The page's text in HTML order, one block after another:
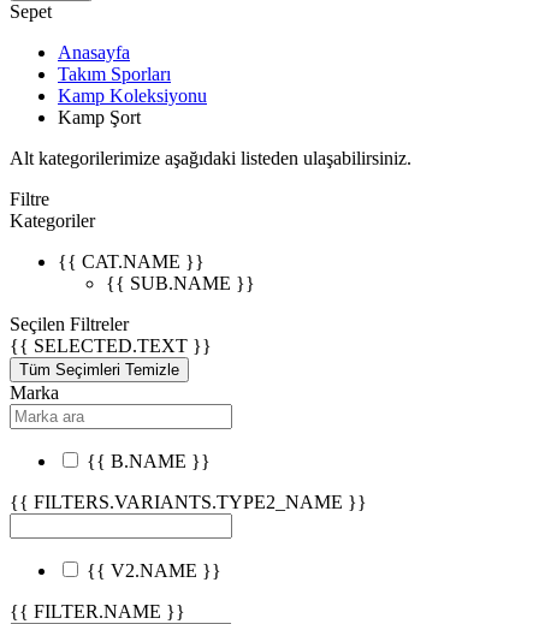
Sepet
Anasayfa
Takım Sporları
Kamp Koleksiyonu
Kamp Şort
Alt kategorilerimize aşağıdaki listeden ulaşabilirsiniz.
Filtre
Kategoriler
{{ CAT.NAME }}
{{ SUB.NAME }}
Seçilen Filtreler
{{ SELECTED.TEXT }}
Tüm Seçimleri Temizle
Marka
{{ B.NAME }}
{{ FILTERS.VARIANTS.TYPE2_NAME }}
{{ V2.NAME }}
{{ FILTER.NAME }}